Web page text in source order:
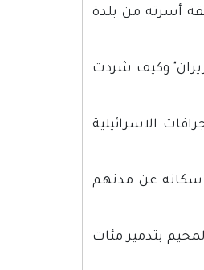
طفلا صغيرا برفقة أسرته من بلدة
يتذكر تفاصيل "نكسة حزيران" وكيف شردت
الاسرائيلية
تشريد سكانه عن مدنهم
بتدمير مئات